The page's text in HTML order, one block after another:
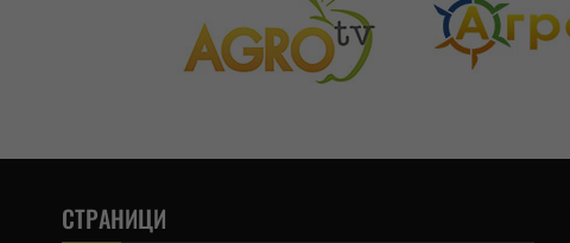
СТРАНИЦИ